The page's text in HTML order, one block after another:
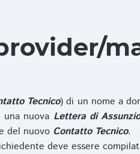
Tecnico) di un nome a
nuova Lettera di
del nuovo Contatto Tecnico.
deve essere